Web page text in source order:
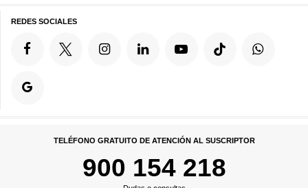
REDES SOCIALES
TELÉFONO GRATUITO DE ATENCIÓN AL SUSCRIPTOR
900 154 218